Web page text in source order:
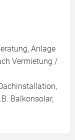
Anlage
Vermietung /
Balkonsolar,